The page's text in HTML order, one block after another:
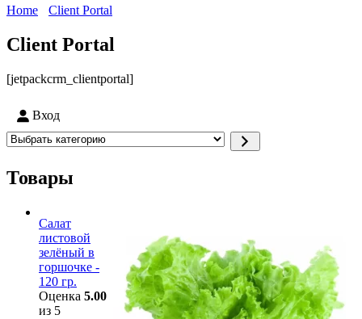
Home Client Portal
Client Portal
[jetpackcrm_clientportal]
Вход
Выбрать
Товары
Салат
листовой
зелёный в
горшочке -
120 гр.
Оценка 5.00
из 5